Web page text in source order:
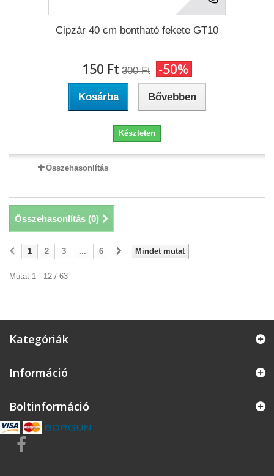
Cipzár 40 cm bontható fekete GT10
150 Ft‎ 300 Ft‎ -50%
Kosárba Bővebben
Készleten
Összehasonlítás
Összehasonlítás (0)
Mindet mutat
1 2 3 ... 6
Mutat 1 - 12 / 63
Kategóriák
Információ
Boltinformáció